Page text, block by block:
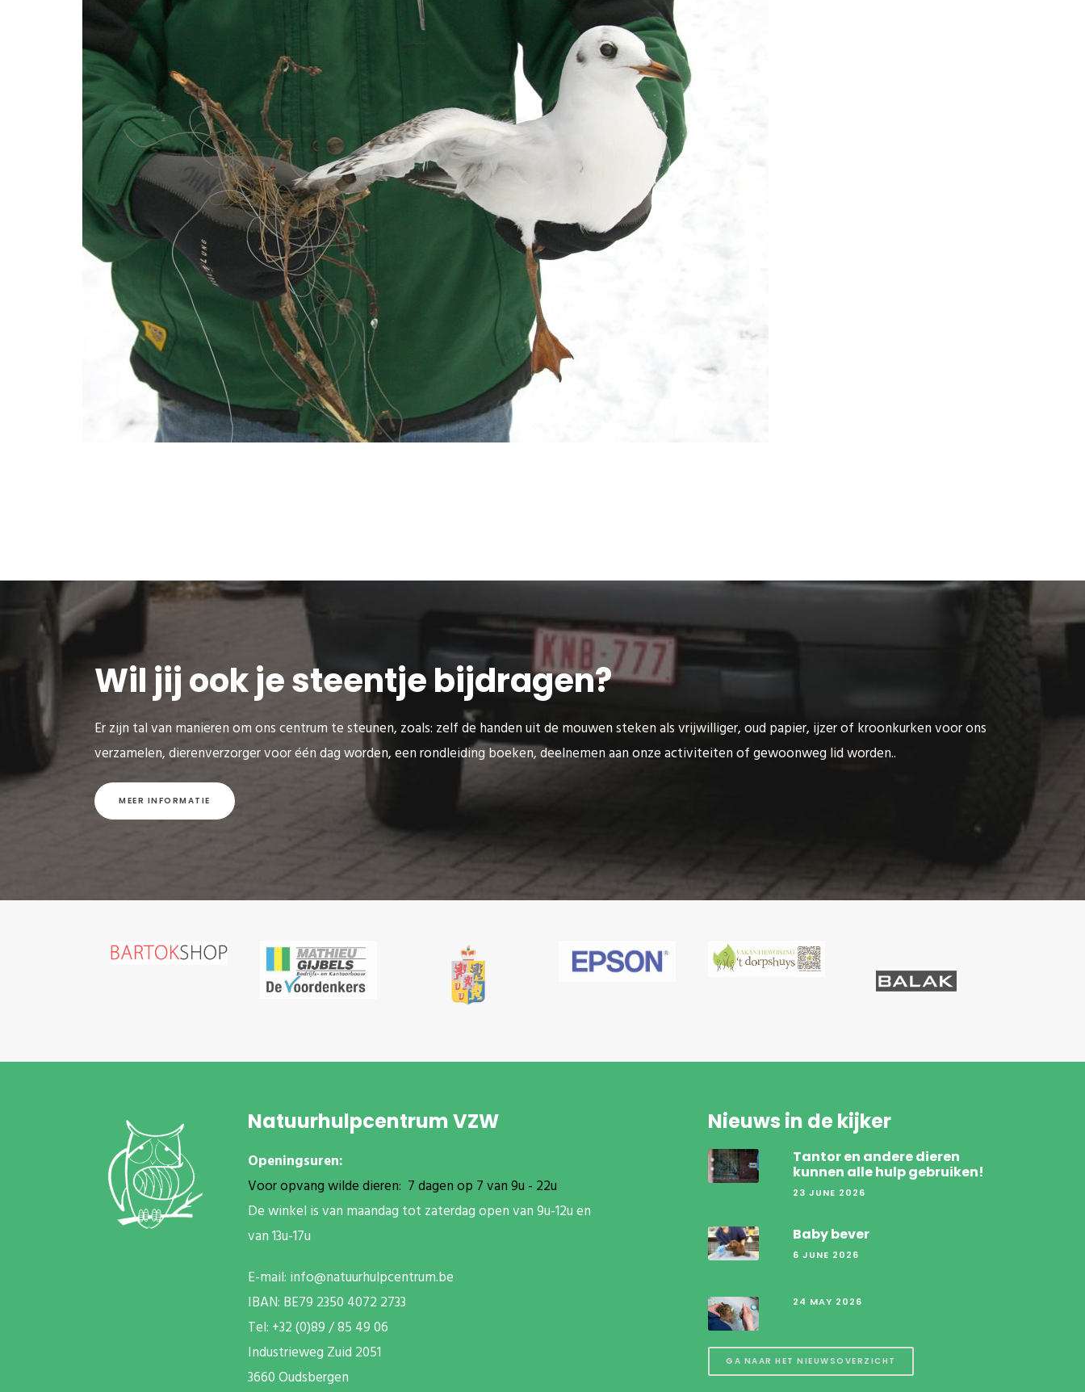
Wil jij ook je steentje bijdragen?
Er zijn tal van manieren om ons centrum te steunen, zoals: zelf de handen uit de mouwen steken als vrijwilliger, oud papier, ijzer of kroonkurken voor ons
verzamelen, dierenverzorger voor één dag worden, een rondleiding boeken, deelnemen aan onze activiteiten of gewoonweg lid worden..
MEER INFORMATIE
Natuurhulpcentrum VZW
Openingsuren:
Voor opvang wilde dieren: 7 dagen op 7 van 9u - 22u
De winkel is van maandag tot zaterdag open van 9u-12u en
van 13u-17u
E-mail: info@natuurhulpcentrum.be
IBAN: BE79 2350 4072 2733
Tel: +32 (0)89 / 85 49 06
Industrieweg Zuid 2051
3660 Oudsbergen
Nieuws in de kijker
Tantor en andere dieren
kunnen alle hulp gebruiken!
23 JUNE 2026
Baby bever
6 JUNE 2026
24 MAY 2026
GA NAAR HET NIEUWSOVERZICHT